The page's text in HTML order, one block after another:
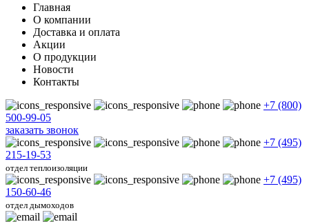
Главная
О компании
Доставка и оплата
Акции
О продукции
Новости
Контакты
+7 (800)
500-99-05
заказать звонок
+7 (495)
215-19-53
отдел теплоизоляции
+7 (495)
150-60-46
отдел дымоходов